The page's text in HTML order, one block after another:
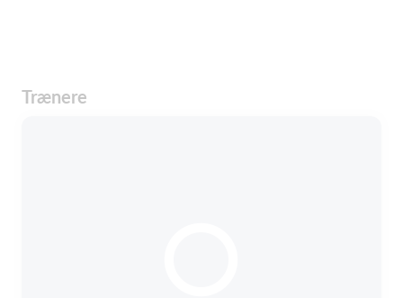
Trænere